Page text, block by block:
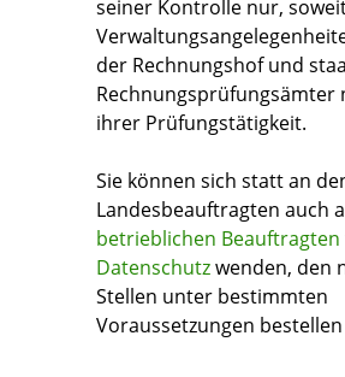
seiner Kontrolle nur,
der Rechnungshof und
Rechnungsprüfungsämter
ihrer Prüfungstätigkeit.
Sie können sich statt an
Landesbeauftragten auch
betrieblichen
Datenschutzwenden, den
Stellen unter bestimmten
Voraussetzungen